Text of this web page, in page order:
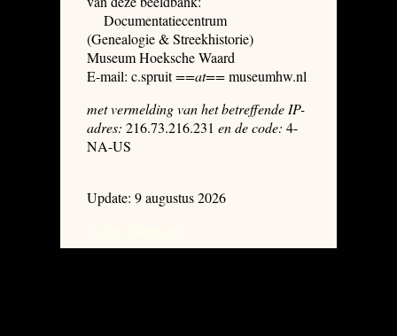
Documentatiecentrum
(Genealogie & Streekhistorie)
Museum Hoeksche Waard
E-mail: c.spruit==at==museumhw.nl
met vermelding van het betreffende IP-
adres: 216.73.216.231 en de code: 4-
NA-US
Update: 9 augustus 2026